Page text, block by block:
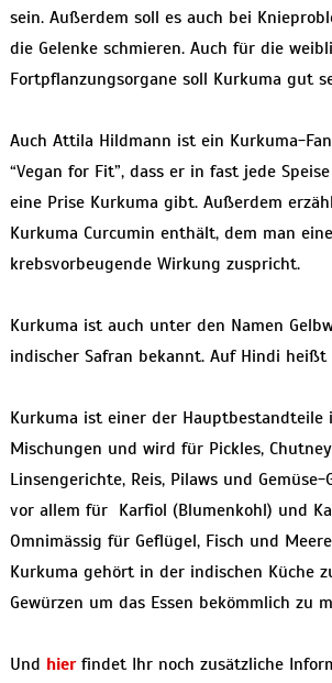
sein. Außerdem soll es auch bei
die Gelenke schmieren. Auch für die
Fortpflanzungsorgane soll Kurkuma gut
Auch Attila Hildmann ist ein Kurkuma-
“Vegan for Fit”, dass er in fast jede
eine Prise Kurkuma gibt. Außerdem
Kurkuma Curcumin enthält, dem man eine
krebsvorbeugende Wirkung zuspricht.
Kurkuma ist auch unter den Namen
indischer Safran bekannt. Auf Hindi heißt
Kurkuma ist einer der Hauptbestandteile
Mischungen und wird für Pickles,
Linsengerichte, Reis, Pilaws und
vor allem für Karfiol (Blumenkohl) und
Omnimässig für Geflügel, Fisch und
Kurkuma gehört in der indischen Küche
Gewürzen um das Essen bekömmlich zu
Und hier findet Ihr noch zusätzliche